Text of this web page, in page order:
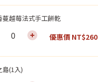
蔓越莓法式手工餅乾
優惠價 NT$260
島(1入)